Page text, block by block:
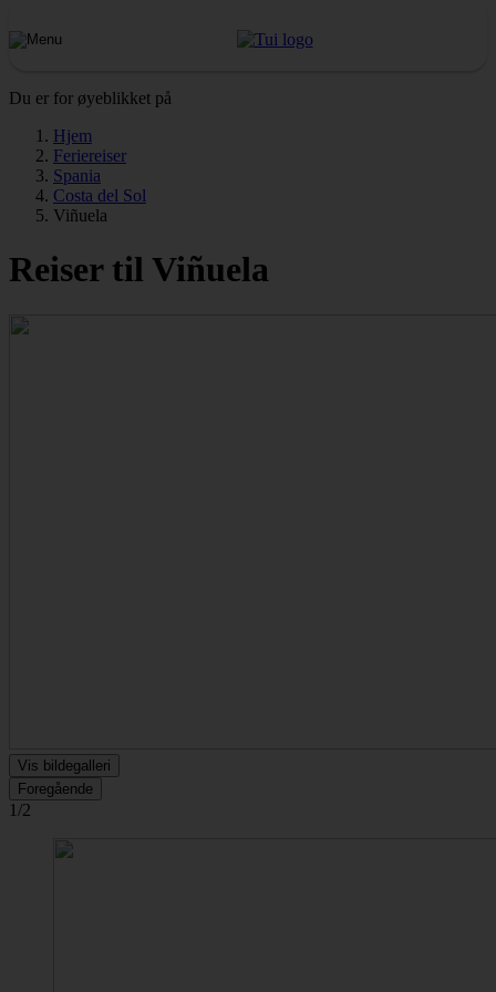
Du er for øyeblikket på
Hjem
Feriereiser
Spania
Costa del Sol
Viñuela
Reiser til Viñuela
Vis bildegalleri
Foregående
1/2